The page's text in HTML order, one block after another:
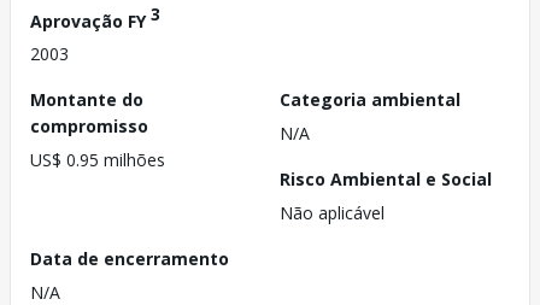
Aprovação FY3
2003
Montante do
compromisso
US$ 0.95 milhões
Categoria ambiental
N/A
Risco Ambiental e Social
Não aplicável
Data de encerramento
N/A